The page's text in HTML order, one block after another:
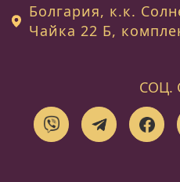
Болгария, к.к.
Чайка 22 Б,
СОЦ.